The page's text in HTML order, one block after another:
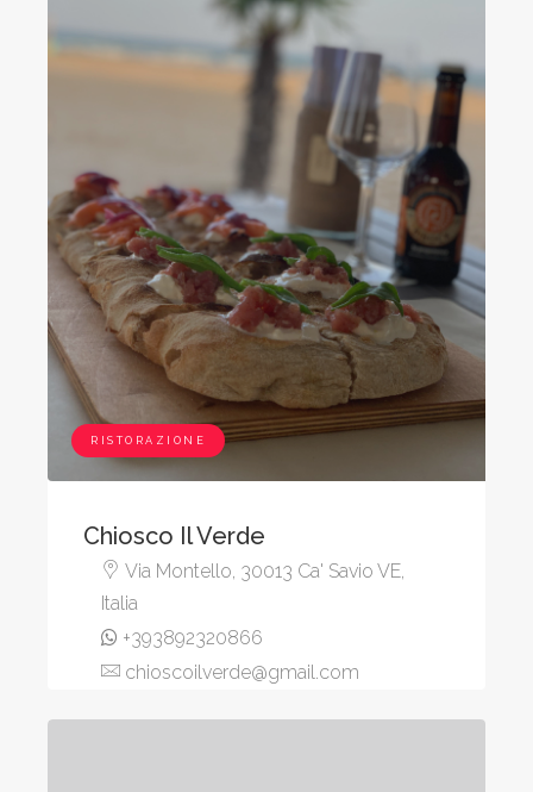
RISTORAZIONE
Chiosco Il Verde
Via Montello, 30013 Ca' Savio VE,
Italia
+393892320866
chioscoilverde@gmail.com